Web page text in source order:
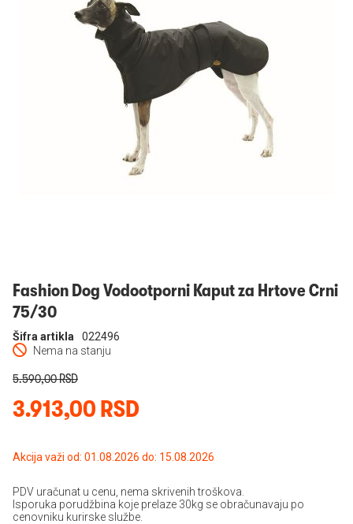
Fashion Dog Vodootporni Kaput za Hrtove Crni
75/30
Nema na stanju
Šifra artikla 022496
3.913,00 RSD
5.590,00 RSD
Akcija važi od: 01.08.2026 do: 15.08.2026
PDV uračunat u cenu, nema skrivenih troškova.
Isporuka porudžbina koje prelaze 30kg se obračunavaju po
cenovniku kurirske službe.